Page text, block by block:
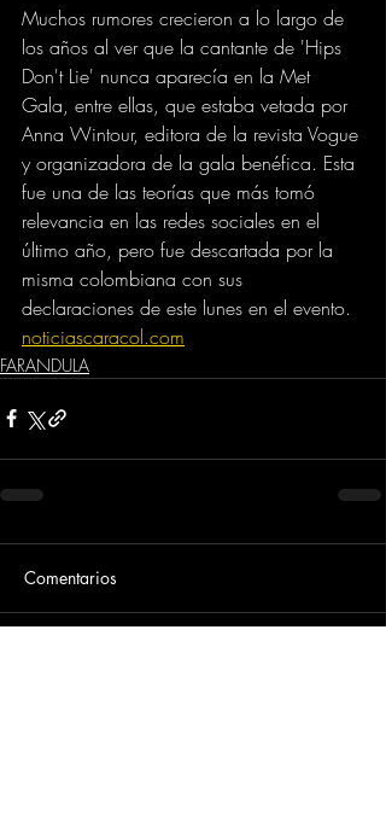
Muchos rumores crecieron a lo largo de
los años al ver que la cantante de 'Hips
Don't Lie' nunca aparecía en la Met
Gala, entre ellas, que estaba vetada por
Anna Wintour, editora de la revista Vogue
y organizadora de la gala benéfica. Esta
fue una de las teorías que más tomó
relevancia en las redes sociales en el
último año, pero fue descartada por la
misma colombiana con sus
declaraciones de este lunes en el evento.
noticiascaracol.com
FARANDULA
Comentarios